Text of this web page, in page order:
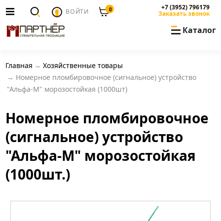
ВОЙТИ 0 +7 (3952) 796179
Заказать звонок
Каталог
Главная
Хозяйственные товары
Номерное пломбировочное (сигнальное) устройство
"Альфа-М" морозостойкая (1000шт)
Номерное пломбировочное
(сигнальное) устройство
"Альфа-М" морозостойкая
(1000шт.)